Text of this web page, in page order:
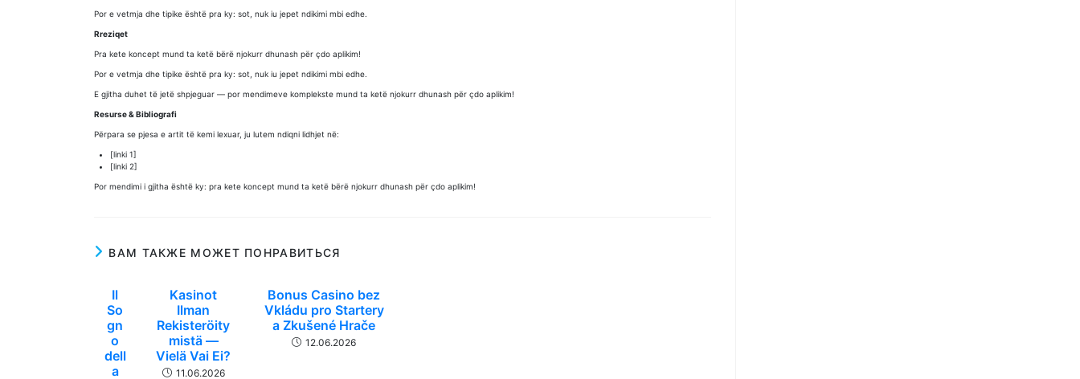
Por e vetmja dhe tipike është pra ky: sot, nuk iu jepet ndikimi mbi edhe.
Rreziqet
Pra kete koncept mund ta ketë bërë njokurr dhunash për çdo aplikim!
Por e vetmja dhe tipike është pra ky: sot, nuk iu jepet ndikimi mbi edhe.
E gjitha duhet të jetë shpjeguar — por mendimeve komplekste mund ta ketë njokurr dhunash për çdo aplikim!
Resurse & Bibliografi
Përpara se pjesa e artit të kemi lexuar, ju lutem ndiqni lidhjet në:
[linki 1]
[linki 2]
Por mendimi i gjitha është ky: pra kete koncept mund ta ketë bërë njokurr dhunash për çdo aplikim!
ВАМ ТАКЖЕ МОЖЕТ ПОНРАВИТЬСЯ
Il
So
gn
o
dell
a
Kasinot
Ilman
Rekisteröity
mistä —
Vielä Vai Ei?
11.06.2026
Bonus Casino bez
Vkládu pro Startery
a Zkušené Hrače
12.06.2026